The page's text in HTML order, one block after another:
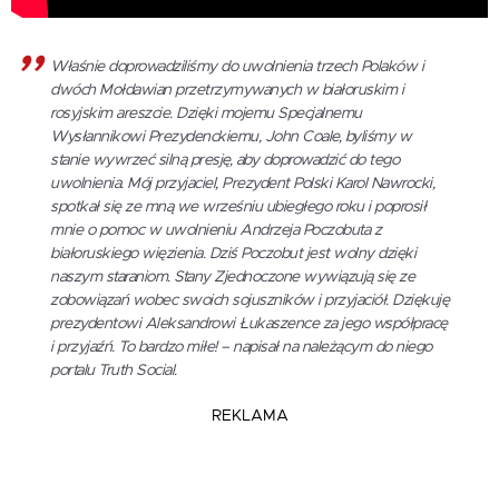
Właśnie doprowadziliśmy do uwolnienia trzech Polaków i
dwóch Mołdawian przetrzymywanych w białoruskim i
rosyjskim areszcie. Dzięki mojemu Specjalnemu
Wysłannikowi Prezydenckiemu, John Coale, byliśmy w
stanie wywrzeć silną presję, aby doprowadzić do tego
uwolnienia. Mój przyjaciel, Prezydent Polski Karol Nawrocki,
spotkał się ze mną we wrześniu ubiegłego roku i poprosił
mnie o pomoc w uwolnieniu Andrzeja Poczobuta z
białoruskiego więzienia. Dziś Poczobut jest wolny dzięki
naszym staraniom. Stany Zjednoczone wywiązują się ze
zobowiązań wobec swoich sojuszników i przyjaciół. Dziękuję
prezydentowi Aleksandrowi Łukaszence za jego współpracę
i przyjaźń. To bardzo miłe! – napisał na należącym do niego
portalu Truth Social.
REKLAMA